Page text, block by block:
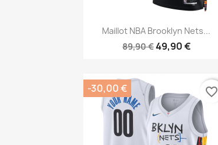
Aperçu rapide
Maillot NBA Brooklyn Nets...
89,90 €49,90 €
-30,00 € favorite_border